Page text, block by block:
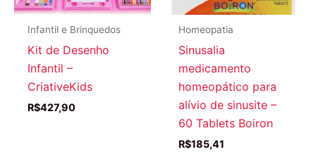
Infantil e Brinquedos
Kit de Desenho
Infantil –
CriativeKids
R$427,90
Homeopatia
Sinusalia
medicamento
homeopático para
alívio de sinusite –
60 Tablets Boiron
R$185,41